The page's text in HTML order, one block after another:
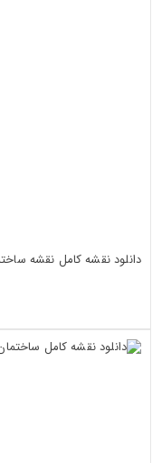
دانلود نقشه کامل نقشه